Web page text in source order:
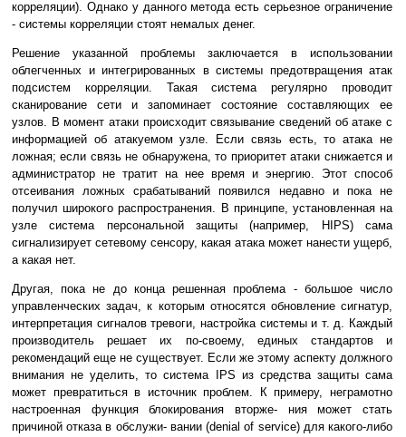
корреляции). Однако у данного метода есть серьезное ограничение
- системы корреляции стоят немалых денег.
Решение указанной проблемы заключается в использовании
облегченных и интегрированных в системы предотвращения атак
подсистем корреляции. Такая система регулярно проводит
сканирование сети и запоминает состояние составляющих ее
узлов. В момент атаки происходит связывание сведений об атаке с
информацией об атакуемом узле. Если связь есть, то атака не
ложная; если связь не обнаружена, то приоритет атаки снижается и
администратор не тратит на нее время и энергию. Этот способ
отсеивания ложных срабатываний появился недавно и пока не
получил широкого распространения. В принципе, установленная на
узле система персональной защиты (например, HIPS) сама
сигнализирует сетевому сенсору, какая атака может нанести ущерб,
а какая нет.
Другая, пока не до конца решенная проблема - большое число
управленческих задач, к которым относятся обновление сигнатур,
интерпретация сигналов тревоги, настройка системы и т. д. Каждый
производитель решает их по-своему, единых стандартов и
рекомендаций еще не существует. Если же этому аспекту должного
внимания не уделить, то система IPS из средства защиты сама
может превратиться в источник проблем. К примеру, неграмотно
настроенная функция блокирования вторже- ния может стать
причиной отказа в обслужи- вании (denial of service) для какого-либо